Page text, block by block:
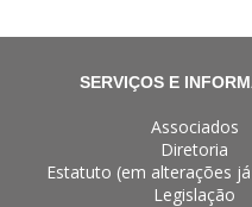
SERVIÇOS E
Associados
Diretoria
Estatuto (em alterações
Legislação